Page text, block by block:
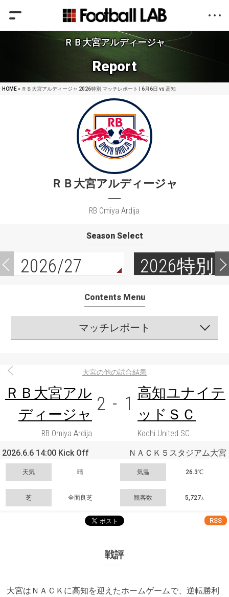
ＲＢ大宮アルディージャ
Report
HOME» ＲＢ大宮アルディージャ 2026特別 マッチレポート | 6月6日 vs 高知
ＲＢ大宮アルディージャ
RB Omiya Ardija
Season Select
2026/27 2026特別
Contents Menu
マッチレポート
大宮の他の試合結果
ＲＢ大宮アル
ディージャ 2 - 1
高知ユナイテ
ッドＳＣ
RB Omiya Ardija
Kochi United SC
2026.6.6 14:00 Kick Off
ＮＡＣＫ５スタジアム大宮
天気 晴 気温 26.3℃
芝 全面良芝 観客数 5,727人
RSS
戦評
大宮はＮＡＣＫに高知を迎えたホームゲームで、逆転勝利